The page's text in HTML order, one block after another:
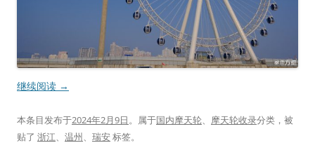
继续阅读 →
本条目发布于2024年2月9日。属于国内摩天轮、 摩天轮收录分类，被
贴了 浙江、 温州、 瑞安标签。